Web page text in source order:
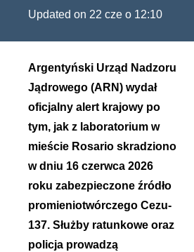
Updated on 22 cze o 12:10
Argentyński Urząd Nadzoru
Jądrowego (ARN) wydał
oficjalny alert krajowy po
tym, jak z laboratorium w
mieście Rosario skradziono
w dniu 16 czerwca 2026
roku zabezpieczone źródło
promieniotwórczego Cezu-
137. Służby ratunkowe oraz
policja prowadzą